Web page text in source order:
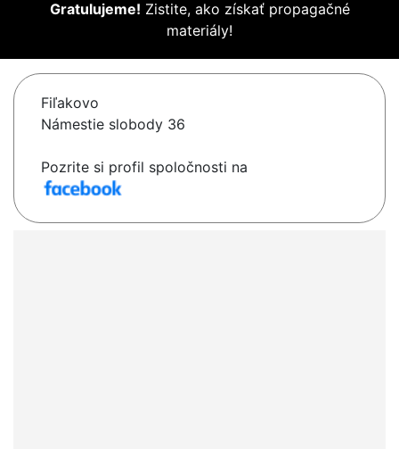
Gratulujeme! Zistite, ako získať propagačné
materiály!
Fiľakovo
Námestie slobody 36
Pozrite si profil spoločnosti na